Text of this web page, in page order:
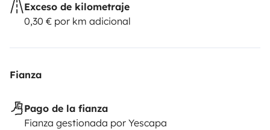
Exceso de kilometraje
0,30 € por km adicional
Fianza
Pago de la fianza
Fianza gestionada por Yescapa